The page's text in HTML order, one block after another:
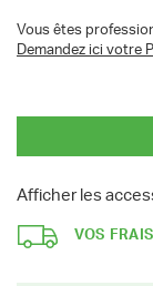
Vous êtes
Demandez ici votre
Afficher les
VOS